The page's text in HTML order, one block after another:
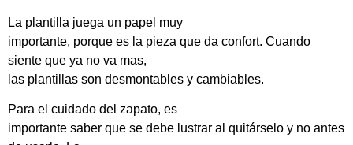
La plantilla juega un papel muy
importante, porque es la pieza que da confort. Cuando
siente que ya no va mas,
las plantillas son desmontables y cambiables.
Para el cuidado del zapato, es
importante saber que se debe lustrar al quitárselo y no antes